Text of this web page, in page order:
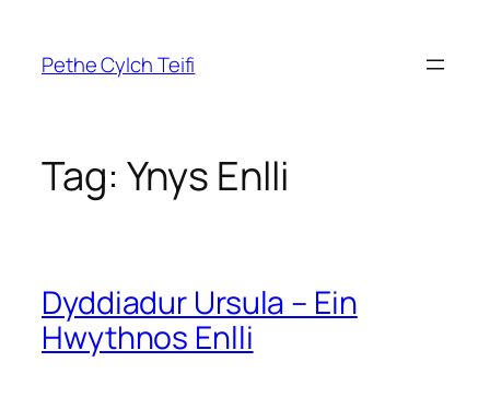
content
Pethe Cylch Teifi
Tag: Ynys Enlli
Dyddiadur Ursula – Ein
Hwythnos Enlli